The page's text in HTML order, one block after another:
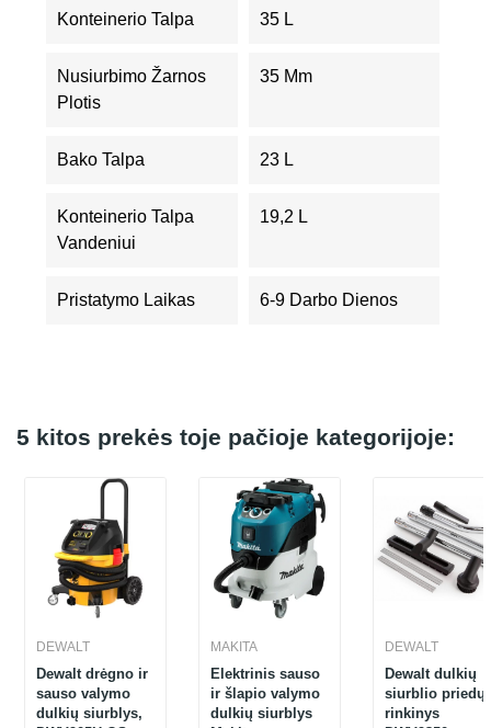
Konteinerio Talpa 35 L
Nusiurbimo Žarnos
Plotis
35 Mm
Bako Talpa 23 L
Konteinerio Talpa
Vandeniui
19,2 L
Pristatymo Laikas 6-9 Darbo Dienos
5 kitos prekės toje pačioje kategorijoje:
DEWALT
Dewalt drėgno ir
sauso valymo
dulkių siurblys,
MAKITA
Elektrinis sauso
ir šlapio valymo
dulkių siurblys
DEWALT
Dewalt dulkių
siurblio priedų
rinkinys